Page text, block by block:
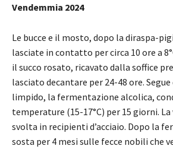
Vendemmia 2024
Le bucce e il mosto, dopo la diraspa-
lasciate in contatto per circa 10 ore a
il succo rosato, ricavato dalla soffice
lasciato decantare per 24-48 ore.
limpido, la fermentazione alcolica,
temperature (15-17°C) per 15 giorni.
svolta in recipienti d’acciaio. Dopo la
sosta per 4 mesi sulle fecce nobili che